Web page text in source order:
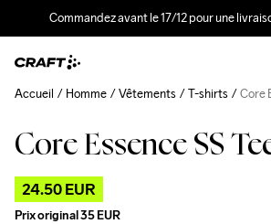
Commandez avant le 17/12 pour une
Core Essence SS
24.50 EUR
Prix original35 EUR
Accueil Homme Vêtements T-shirts Core
Outlet